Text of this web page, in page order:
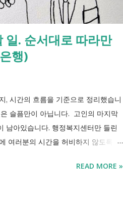
일. 순서대로 따라만
행)
, 시간의 흐름을 기준으로 정리했습니
슬픔만이 아닙니다. 고인의 마지막
남아있습니다. 행정복지센터만 들린
여러분의 시간을 허비하지 않도록 정
니다. 장례 후 행정 절차 타임라인 장
READ MORE »